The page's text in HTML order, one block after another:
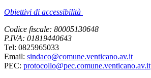
Obiettivi di accessibilità
Codice fiscale: 80005130648
P.IVA: 01819440643
Tel: 0825965033
Email: sindaco@comune.venticano.av.it
PEC: protocollo@pec.comune.venticano.av.it